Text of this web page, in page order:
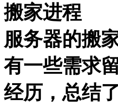
搬家进程
服务器的搬
有一些需求
经历，总结